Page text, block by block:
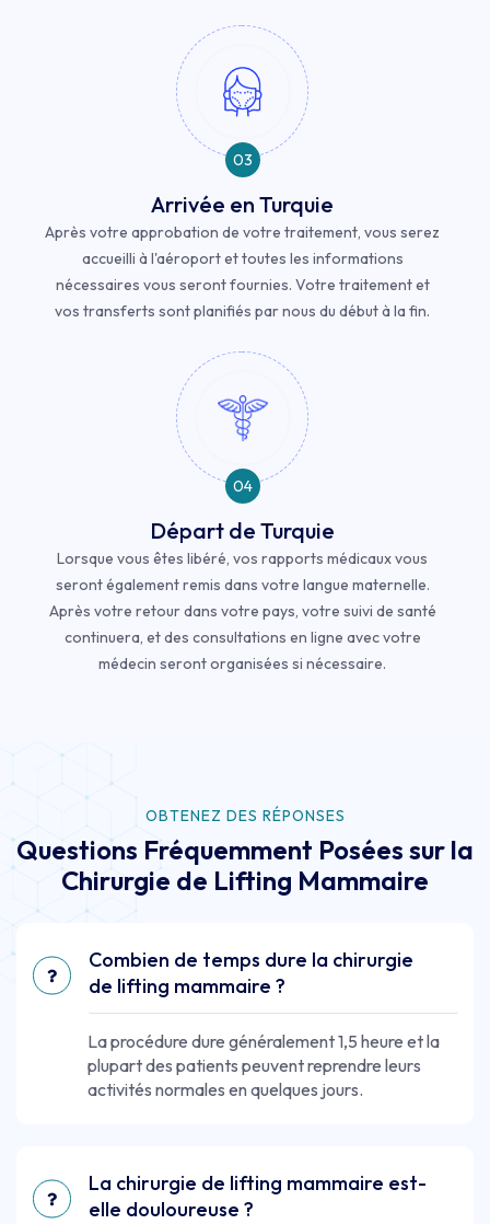
03
Arrivée en Turquie
Après votre approbation de votre traitement, vous serez
accueilli à l'aéroport et toutes les informations
nécessaires vous seront fournies. Votre traitement et
vos transferts sont planifiés par nous du début à la fin.
04
Départ de Turquie
Lorsque vous êtes libéré, vos rapports médicaux vous
seront également remis dans votre langue maternelle.
Après votre retour dans votre pays, votre suivi de santé
continuera, et des consultations en ligne avec votre
médecin seront organisées si nécessaire.
OBTENEZ DES RÉPONSES
Questions Fréquemment Posées sur la
Chirurgie de Lifting Mammaire
Combien de temps dure la chirurgie
de lifting mammaire ?
La procédure dure généralement 1,5 heure et la
plupart des patients peuvent reprendre leurs
activités normales en quelques jours.
La chirurgie de lifting mammaire est-
elle douloureuse ?